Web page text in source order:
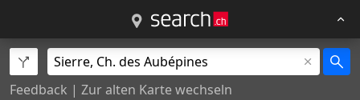
Feedback | Zur alten Karte wechseln